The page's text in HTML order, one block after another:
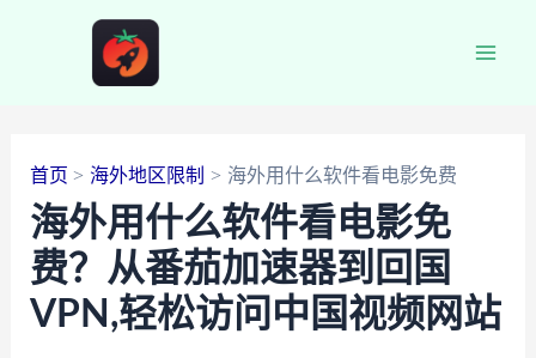
首页 海外地区限制 海外用什么软件看电影免费
海外用什么软件看电影免
费？从番茄加速器到回国
VPN,轻松访问中国视频网站